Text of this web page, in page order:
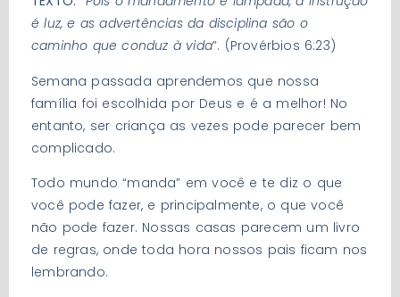
é luz, e as advertências da disciplina são o
caminho que conduz à vida”. (Provérbios 6:23)
Semana passada aprendemos que nossa
família foi escolhida por Deus e é a melhor! No
entanto, ser criança as vezes pode parecer bem
complicado.
Todo mundo “manda” em você e te diz o que
você pode fazer, e principalmente, o que você
não pode fazer. Nossas casas parecem um livro
de regras, onde toda hora nossos pais ficam nos
lembrando.